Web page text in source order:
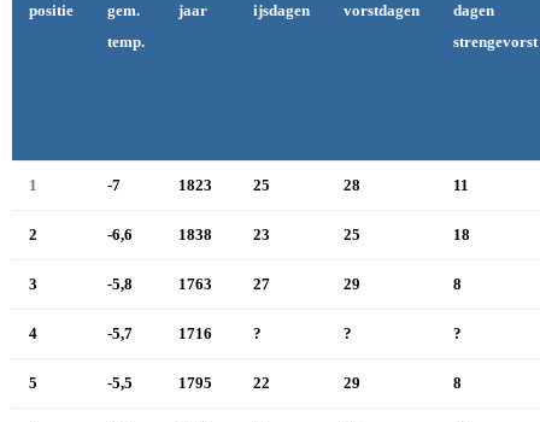
positie
gem.
temp.
jaar ijsdagen vorstdagen
dagen
strengevorst
1 -7 1823 25 28 11
2 -6,6 1838 23 25 18
3 -5,8 1763 27 29 8
4 -5,7 1716 ? ? ?
5 -5,5 1795 22 29 8